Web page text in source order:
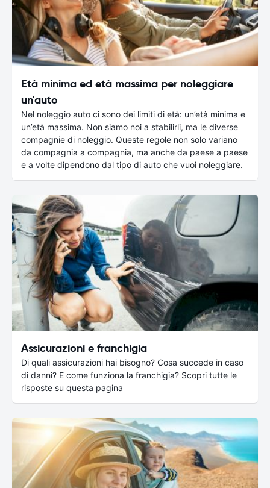
Età minima ed età massima per noleggiare
un'auto
Nel noleggio auto ci sono dei limiti di età: un’età minima e
un’età massima. Non siamo noi a stabilirli, ma le diverse
compagnie di noleggio. Queste regole non solo variano
da compagnia a compagnia, ma anche da paese a paese
e a volte dipendono dal tipo di auto che vuoi noleggiare.
Assicurazioni e franchigia
Di quali assicurazioni hai bisogno? Cosa succede in caso
di danni? E come funziona la franchigia? Scopri tutte le
risposte su questa pagina